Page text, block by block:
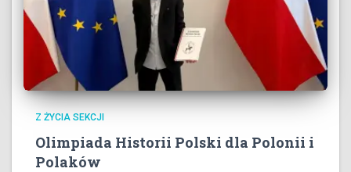
Z ŻYCIA SEKCJI
Olimpiada Historii Polski dla Polonii i
Polaków